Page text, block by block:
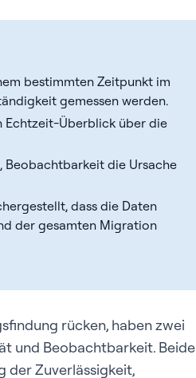
bestimmten Zeitpunkt im
gemessen werden.
Echtzeit-Überblick über die
Beobachtbarkeit die Ursache
dass die Daten
der gesamten Migration
rücken, haben zwei
und Beobachtbarkeit. Beide
der Zuverlässigkeit,